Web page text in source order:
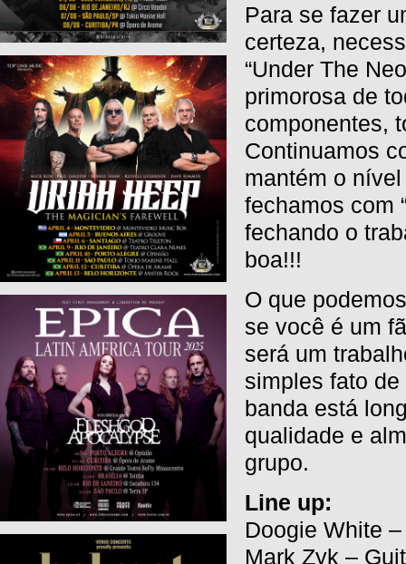
Para se fazer
certeza,
“Under The
primorosa de
componentes,
Continuamos
mantém o
fechamos com
fechando o
boa!!!
O que
se você é um
será um
simples fato
banda está
qualidade e
grupo.
Line up:
Doogie White
Mark Zyk –